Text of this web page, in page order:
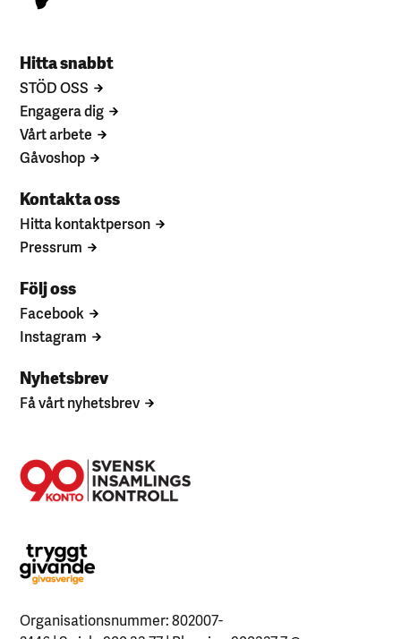
Hitta snabbt
STÖD OSS
Engagera dig
Vårt arbete
Gåvoshop
Kontakta oss
Hitta kontaktperson
Pressrum
Följ oss
Facebook
Instagram
Nyhetsbrev
Få vårt nyhetsbrev
Organisationsnummer: 802007-